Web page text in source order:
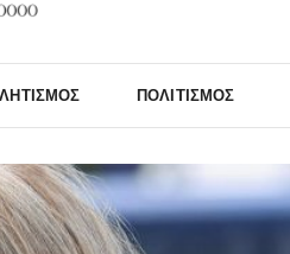
ΠΟΛΙΤΙΣΜΌΣ